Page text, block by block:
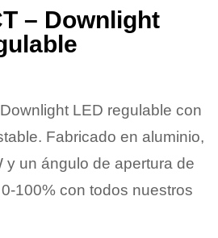
– Downlight
Downlight LED regulable con
Fabricado en aluminio,
y un ángulo de apertura de
100% con todos nuestros